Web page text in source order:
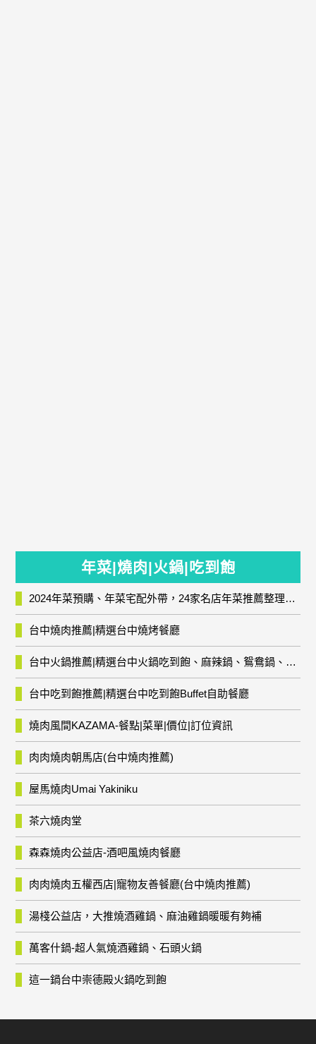
年菜|燒肉|火鍋|吃到飽
2024年菜預購、年菜宅配外帶，24家名店年菜推薦整理，圍爐輕鬆上菜團圓趣
台中燒肉推薦|精選台中燒烤餐廳
台中火鍋推薦|精選台中火鍋吃到飽、麻辣鍋、鴛鴦鍋、石頭火鍋、酸菜白肉鍋、海鮮鍋、燒酒雞、麻油雞、壽喜燒等熱門人氣火鍋店!
台中吃到飽推薦|精選台中吃到飽Buffet自助餐廳
燒肉風間KAZAMA-餐點|菜單|價位|訂位資訊
肉肉燒肉朝馬店(台中燒肉推薦)
屋馬燒肉Umai Yakiniku
茶六燒肉堂
森森燒肉公益店-酒吧風燒肉餐廳
肉肉燒肉五權西店|寵物友善餐廳(台中燒肉推薦)
湯棧公益店，大推燒酒雞鍋、麻油雞鍋暖暖有夠補
萬客什鍋-超人氣燒酒雞鍋、石頭火鍋
這一鍋台中崇德殿火鍋吃到飽